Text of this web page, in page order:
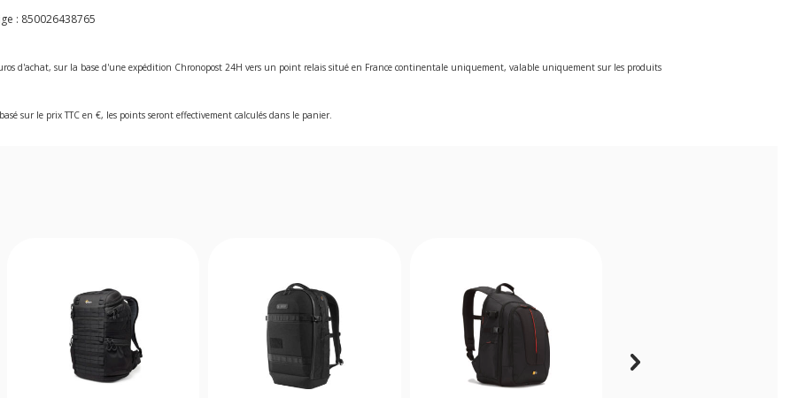
: 850026438765
d'achat, sur la base d'une expédition Chronopost 24H vers un point relais situé en France continentale uniquement, valable uniquement sur les produits
sur le prix TTC en €, les points seront effectivement calculés dans le panier.